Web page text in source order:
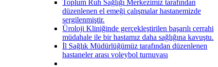
Toplum Ruh Sağlığı Merkezimiz tarafından
düzenlenen el emeği çalışmalar hastanemizde
sergilenmiştir.
Üroloji Kliniğinde gerçekleştirilen başarılı cerrahi
müdahale ile bir hastamız daha sağlığına kavuştu.
İl Sağlık Müdürlüğümüz tarafından düzenlenen
hastaneler arası voleybol turnuvası